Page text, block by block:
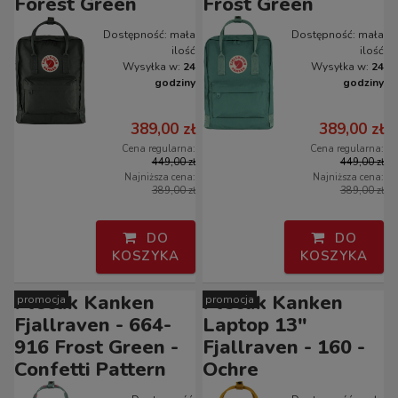
Dostępność: mała
ilość
Wysyłka w: 24
godziny
389,00 zł
Cena regularna:
449,00 zł
Najniższa cena:
389,00 zł
DO
KOSZYKA
Dostępność: mała
ilość
Wysyłka w: 24
godziny
389,00 zł
Cena regularna:
449,00 zł
Najniższa cena:
389,00 zł
DO
KOSZYKA
Plecak Kanken
Fjallraven - 664-
916 Frost Green -
Confetti Pattern
promocja
Plecak Kanken
Laptop 13"
Fjallraven - 160 -
Ochre
promocja